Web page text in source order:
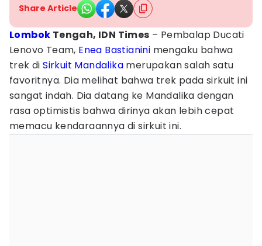
Share Article
Lombok Tengah, IDN Times – Pembalap Ducati
Lenovo Team, Enea Bastianini mengaku bahwa
trek diSirkuit Mandalika merupakan salah satu
favoritnya. Dia melihat bahwa trek pada sirkuit ini
sangat indah. Dia datang ke Mandalika dengan
rasa optimistis bahwa dirinya akan lebih cepat
memacu kendaraannya di sirkuit ini.